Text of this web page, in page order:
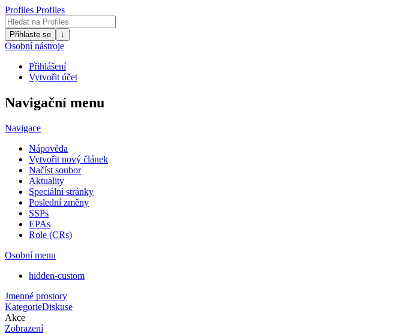
Profiles Profiles
Přihlaste se ↓
Osobní nástroje
Přihlášení
Vytvořit účet
Navigační menu
Navigace
Nápověda
Vytvořit nový článek
Načíst soubor
Aktuality
Speciální stránky
Poslední změny
SSPs
EPAs
Role (CRs)
Osobní menu
hidden-custom
Jmenné prostory
KategorieDiskuse
Akce
Zobrazení